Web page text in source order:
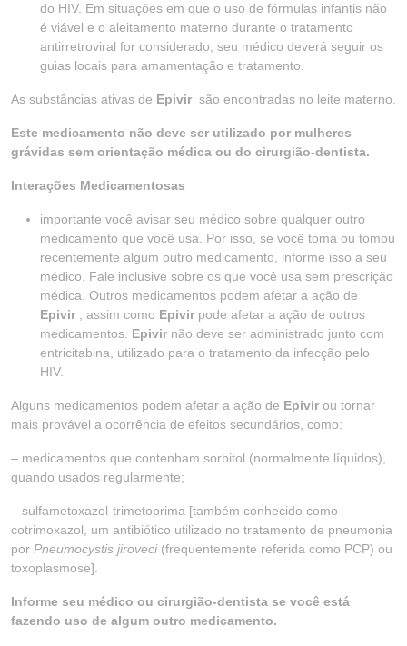
do HIV. Em situações em que o uso de fórmulas infantis não
é viável e o aleitamento materno durante o tratamento
antirretroviral for considerado, seu médico deverá seguir os
guias locais para amamentação e tratamento.
As substâncias ativas de Epivir são encontradas no leite materno.
Este medicamento não deve ser utilizado por mulheres
grávidas sem orientação médica ou do cirurgião-dentista.
Interações Medicamentosas
importante você avisar seu médico sobre qualquer outro
medicamento que você usa. Por isso, se você toma ou tomou
recentemente algum outro medicamento, informe isso a seu
médico. Fale inclusive sobre os que você usa sem prescrição
médica. Outros medicamentos podem afetar a ação de
Epivir , assim como Epivir pode afetar a ação de outros
medicamentos. Epivir não deve ser administrado junto com
entricitabina, utilizado para o tratamento da infecção pelo
HIV.
Alguns medicamentos podem afetar a ação de Epivir ou tornar
mais provável a ocorrência de efeitos secundários, como:
– medicamentos que contenham sorbitol (normalmente líquidos),
quando usados regularmente;
– sulfametoxazol-trimetoprima [também conhecido como
cotrimoxazol, um antibiótico utilizado no tratamento de pneumonia
por Pneumocystis jiroveci(frequentemente referida como PCP) ou
toxoplasmose].
Informe seu médico ou cirurgião-dentista se você está
fazendo uso de algum outro medicamento.